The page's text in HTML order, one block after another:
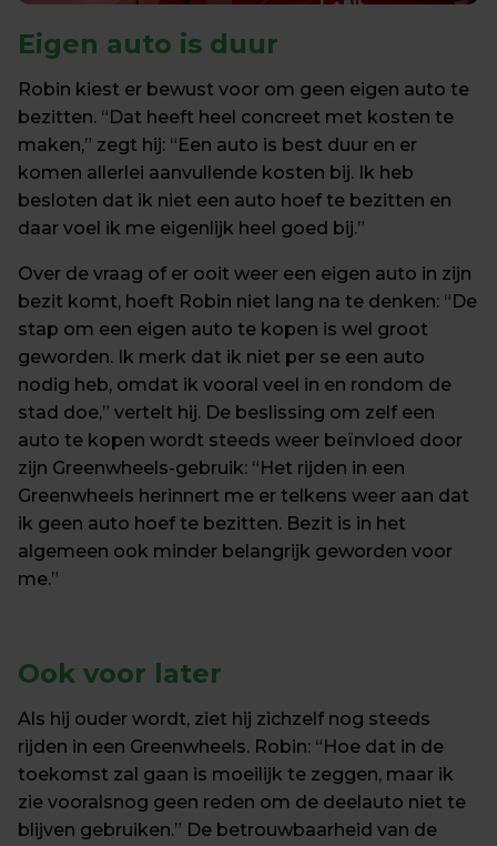
Eigen auto is duur
Robin kiest er bewust voor om geen eigen auto te
bezitten. “Dat heeft heel concreet met kosten te
maken,” zegt hij: “Een auto is best duur en er
komen allerlei aanvullende kosten bij. Ik heb
besloten dat ik niet een auto hoef te bezitten en
daar voel ik me eigenlijk heel goed bij.”
Over de vraag of er ooit weer een eigen auto in zijn
bezit komt, hoeft Robin niet lang na te denken: “De
stap om een eigen auto te kopen is wel groot
geworden. Ik merk dat ik niet per se een auto
nodig heb, omdat ik vooral veel in en rondom de
stad doe,” vertelt hij. De beslissing om zelf een
auto te kopen wordt steeds weer beïnvloed door
zijn Greenwheels-gebruik: “Het rijden in een
Greenwheels herinnert me er telkens weer aan dat
ik geen auto hoef te bezitten. Bezit is in het
algemeen ook minder belangrijk geworden voor
me.”
Ook voor later
Als hij ouder wordt, ziet hij zichzelf nog steeds
rijden in een Greenwheels. Robin: “Hoe dat in de
toekomst zal gaan is moeilijk te zeggen, maar ik
zie vooralsnog geen reden om de deelauto niet te
blijven gebruiken.” De betrouwbaarheid van de